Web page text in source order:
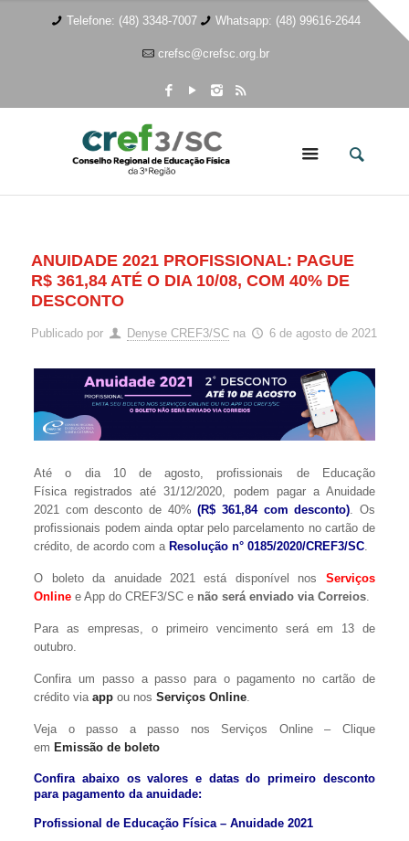
Telefone: (48) 3348-7007 Whatsapp: (48) 99616-2644
crefsc@crefsc.org.br
ANUIDADE 2021 PROFISSIONAL: PAGUE
R$ 361,84 ATÉ O DIA 10/08, COM 40% DE
DESCONTO
Publicado por Denyse CREF3/SC na 6 de agosto de 2021
Até o dia 10 de agosto, profissionais de Educação
Física registrados até 31/12/2020, podem pagar a Anuidade
2021 com desconto de 40%(R$ 361,84 com desconto) . Os
profissionais podem ainda optar pelo parcelamento no cartão de
crédito, de acordo com a Resolução n° 0185/2020/CREF3/SC
O boleto da anuidade 2021 está disponível nos Serviços
Online e App do CREF3/SC e não será enviado via Correios
Para as empresas, o primeiro vencimento será em 13 de
outubro.
Confira um passo a passo para o pagamento no cartão de
crédito viaapp ou nosServiços Online
Veja o passo a passo nos Serviços Online – Clique
em Emissão de boleto
Confira abaixo os valores e datas do primeiro desconto
para pagamento da anuidade:
Profissional de Educação Física – Anuidade 2021